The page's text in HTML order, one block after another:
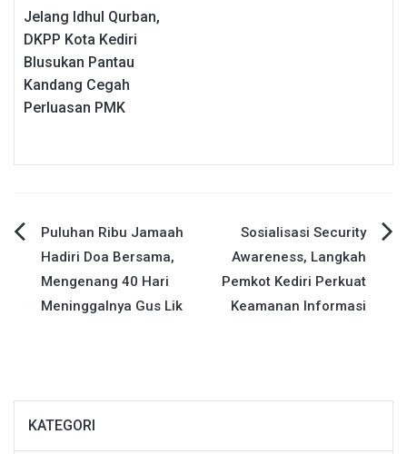
Jelang Idhul Qurban,
DKPP Kota Kediri
Blusukan Pantau
Kandang Cegah
Perluasan PMK
Navigasi
pos
Puluhan Ribu Jamaah
Hadiri Doa Bersama,
Mengenang 40 Hari
Meninggalnya Gus Lik
Sosialisasi Security
Awareness, Langkah
Pemkot Kediri Perkuat
Keamanan Informasi
KATEGORI